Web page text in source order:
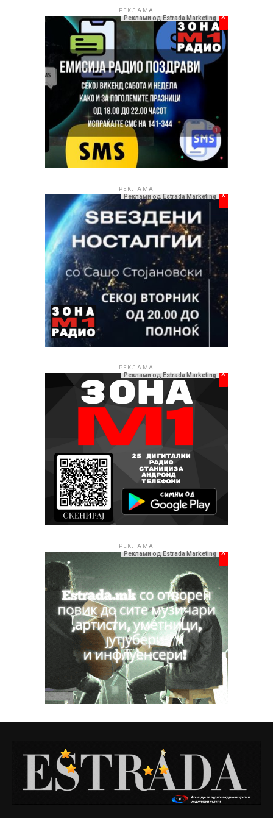
РЕКЛАМА
Реклами од Estrada Marketing x
РЕКЛАМА
Реклами од Estrada Marketing x
РЕКЛАМА
Реклами од Estrada Marketing x
РЕКЛАМА
Реклами од Estrada Marketing x